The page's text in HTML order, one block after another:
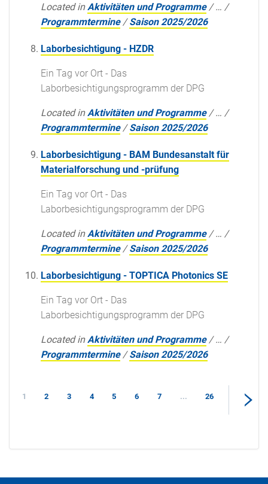
Located in Aktivitäten und Programme /… /
Programmtermine /Saison 2025/2026
Laborbesichtigung - HZDR
Ein Tag vor Ort - Das
Laborbesichtigungsprogramm der DPG
Located in Aktivitäten und Programme /… /
Programmtermine /Saison 2025/2026
Laborbesichtigung - BAM Bundesanstalt für
Materialforschung und -prüfung
Ein Tag vor Ort - Das
Laborbesichtigungsprogramm der DPG
Located in Aktivitäten und Programme /… /
Programmtermine /Saison 2025/2026
Laborbesichtigung - TOPTICA Photonics SE
Ein Tag vor Ort - Das
Laborbesichtigungsprogramm der DPG
Located in Aktivitäten und Programme /… /
Programmtermine /Saison 2025/2026
1 2 3 4 5 6 7 ... 26